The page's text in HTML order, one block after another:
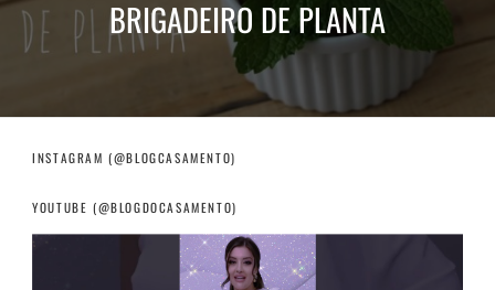
BRIGADEIRO DE PLANTA
INSTAGRAM (@BLOGCASAMENTO)
YOUTUBE (@BLOGDOCASAMENTO)